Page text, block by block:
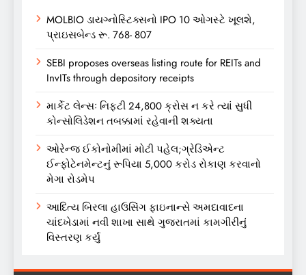
MOLBIO ડાયગ્નોસ્ટિક્સનો IPO 10 ઓગસ્ટે ખૂલશે,
પ્રાઇસબેન્ડ રૂ. 768- 807
SEBI proposes overseas listing route for REITs and
InvITs through depository receipts
માર્કેટ લેન્સઃ નિફ્ટી 24,800 ક્રોસ ન કરે ત્યાં સુધી
કોન્સોલિડેશન તબક્કામાં રહેવાની શક્યતા
ઓરેન્જ ઈકોનોમીમાં મોટી પહેલ;ગ્રેડિએન્ટ
ઈન્ફોટેનમેન્ટનું રૂપિયા 5,000 કરોડ રોકાણ કરવાનો
મેગા રોડમેપ
આદિત્ય બિરલા હાઉસિંગ ફાઇનાન્સે અમદાવાદના
ચાંદખેડામાં નવી શાખા સાથે ગુજરાતમાં કામગીરીનું
વિસ્તરણ કર્યું